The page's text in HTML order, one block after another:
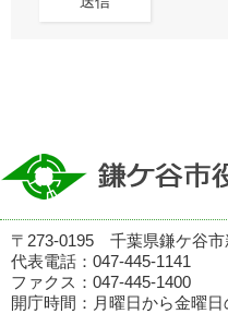
〒273-0195 千葉県鎌ケ谷市
代表電話：047-445-1141
ファクス：047-445-1400
開庁時間：月曜日から金曜